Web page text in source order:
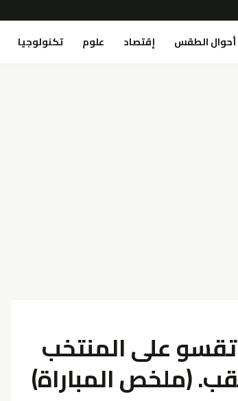
أحوال الطقس إقتصاد علوم تكنولوجيا
على المنتخب
(ملخص المباراة)